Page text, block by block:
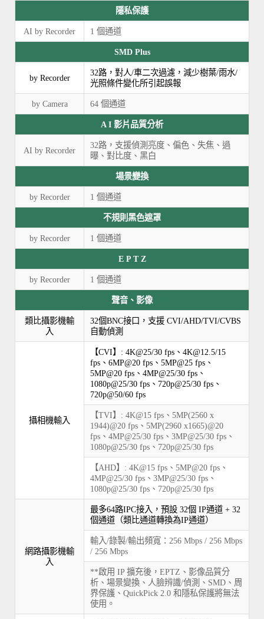
隱私保護
AI by Recorder 1 個通道
SMD Plus
by Recorder
32路，對人/車二次過濾，減少樹葉/雨水/
光照條件變化所引起誤報
by Camera 64 個通道
A I 影片品質分析
AI by Recorder
32路，支援偵測亮度、偏色、失焦、過
曝、對比度、黑白
場景變換
by Recorder 1 個通道
不規則黑色遮罩
by Recorder 1 個通道
E P T Z
by Recorder 1 個通道
聲音、影像
類比攝影機輸
入
32個BNC接口，支援 CVI/AHD/TVI/CVBS
自動偵測
攝相機輸入
【CVI】: 4K@25/30 fps、4K@12.5/15
fps、6MP@20 fps、5MP@25 fps、
5MP@20 fps、4MP@25/30 fps、
1080p@25/30 fps、720p@25/30 fps、
720p@50/60 fps
【TVI】: 4K@15 fps、5MP(2560 x
1944)@20 fps、5MP(2960 x1665)@20
fps、4MP@25/30 fps、3MP@25/30 fps、
1080p@25/30 fps、720p@25/30 fps
【AHD】: 4K@15 fps、5MP@20 fps、
4MP@25/30 fps、3MP@25/30 fps、
1080p@25/30 fps、720p@25/30 fps
網路攝影機輸
入
最多64路IPC接入，預設 32個 IP通道 + 32
個通道（類比通道轉換為IP通道）
輸入/錄製/輸出頻寬：256 Mbps / 256 Mbps
/ 256 Mbps
**啟用 IP 擴充後，EPTZ、影像品質分
析、場景變換、人臉辨識/偵測、SMD、周
界保護、QuickPick 2.0 和隱私保護將無法
使用。